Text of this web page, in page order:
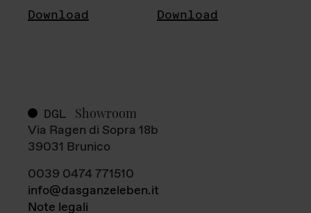
Download Download
DGL Showroom
Via Ragen di Sopra 18b
39031 Brunico
0039 0474 771510
info@dasganzeleben.it
Note legali